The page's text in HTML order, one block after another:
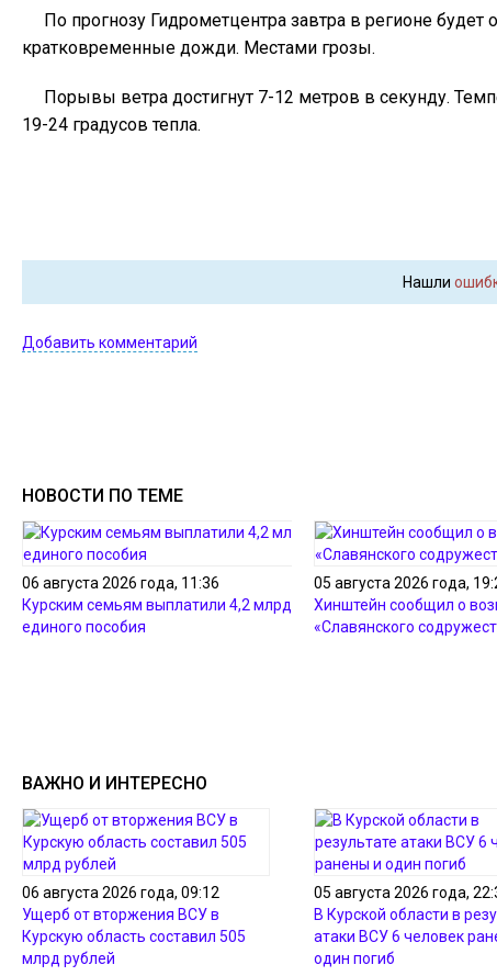
По прогнозу Гидрометцентра завтра в регионе
кратковременные дожди. Местами грозы.
Порывы ветра достигнут 7-12 метров в секунду.
19-24 градусов тепла.
Нашли
Добавить комментарий
НОВОСТИ ПО ТЕМЕ
06 августа 2026 года, 11:36
Курским семьям выплатили 4,2 млрд рублей
единого пособия
05 августа 2026 года,
Хинштейн сообщил о
«Славянского
ВАЖНО И ИНТЕРЕСНО
06 августа 2026 года, 09:12
Ущерб от вторжения ВСУ в
Курскую область составил 505
млрд рублей
05 августа 2026 года,
В Курской области в
атаки ВСУ 6 человек
один погиб